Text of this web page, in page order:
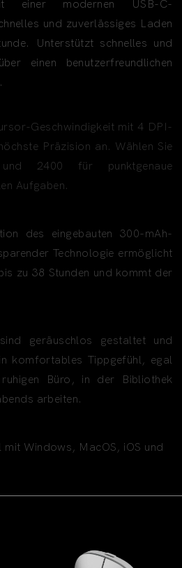
einer modernen USB-C-
und zuverlässiges Laden
Unterstützt schnelles und
einen benutzerfreundlichen
Geschwindigkeit mit 4 DPI-
Präzision an. Wählen Sie
2400 für punktgenaue
Aufgaben.
des eingebauten 300-mAh-
Technologie ermöglicht
zu 38 Stunden und kommt der
geräuschlos gestaltet und
komfortables Tippgefühl, egal
Büro, in der Bibliothek
arbeiten.
mit Windows, MacOS, iOS und